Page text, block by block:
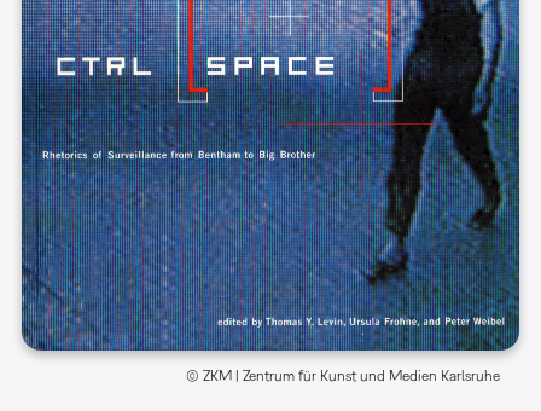
© ZKM | Zentrum für Kunst und Medien Karlsruhe